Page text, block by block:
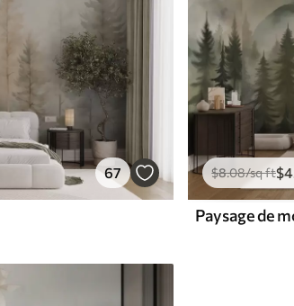
67 $8.08/sq ft$4